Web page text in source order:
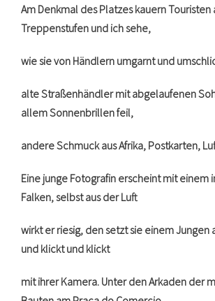
Am Denkmal des Platzes kauern Touristen
Treppenstufen und ich sehe,
wie sie von Händlern umgarnt und
alte Straßenhändler mit abgelaufenen
allem Sonnenbrillen feil,
andere Schmuck aus Afrika, Postkarten,
Eine junge Fotografin erscheint mit einem
Falken, selbst aus der Luft
wirkt er riesig, den setzt sie einem Jungen
und klickt und klickt
mit ihrer Kamera. Unter den Arkaden der